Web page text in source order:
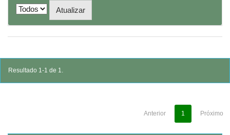
Resultado 1-1 de 1.
Anterior 1 Próximo